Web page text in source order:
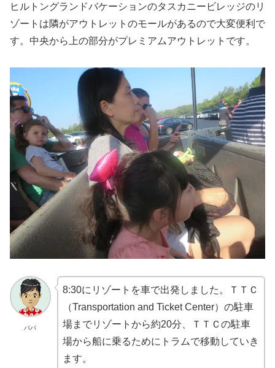
ヒルトングランドバケーションのタスカニービレッジのリ
ゾートは隣がアウトレットのモールがあるので大変便利で
す。中央から上の部分がプレミアムアウトレットです。
パパ
8:30にリゾートを車で出発しました。ＴＴＣ
（Transportation and Ticket Center）の駐車
場までリゾートから約20分、ＴＴＣの駐車
場から船に乗るためにトラムで移動していき
ます。